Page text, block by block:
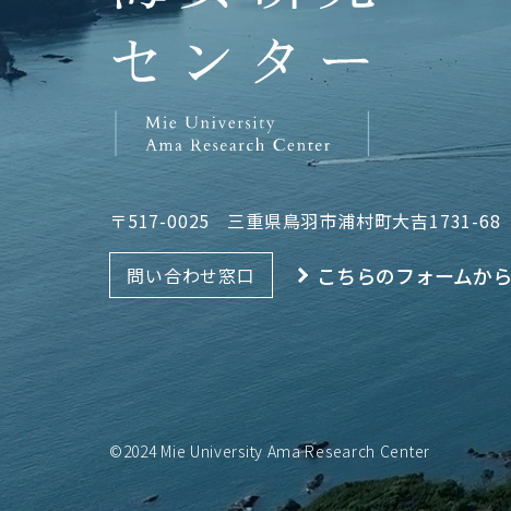
〒517-0025 三重県鳥羽市浦村町大吉1731-68
問い合わせ窓口 こちらのフォームから
©2024 Mie University Ama Research Center